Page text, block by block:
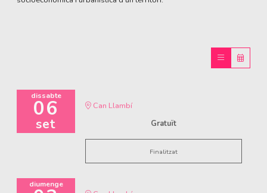
dissabte
06
set
Can Llambí
Gratuït
Finalitzat
diumenge